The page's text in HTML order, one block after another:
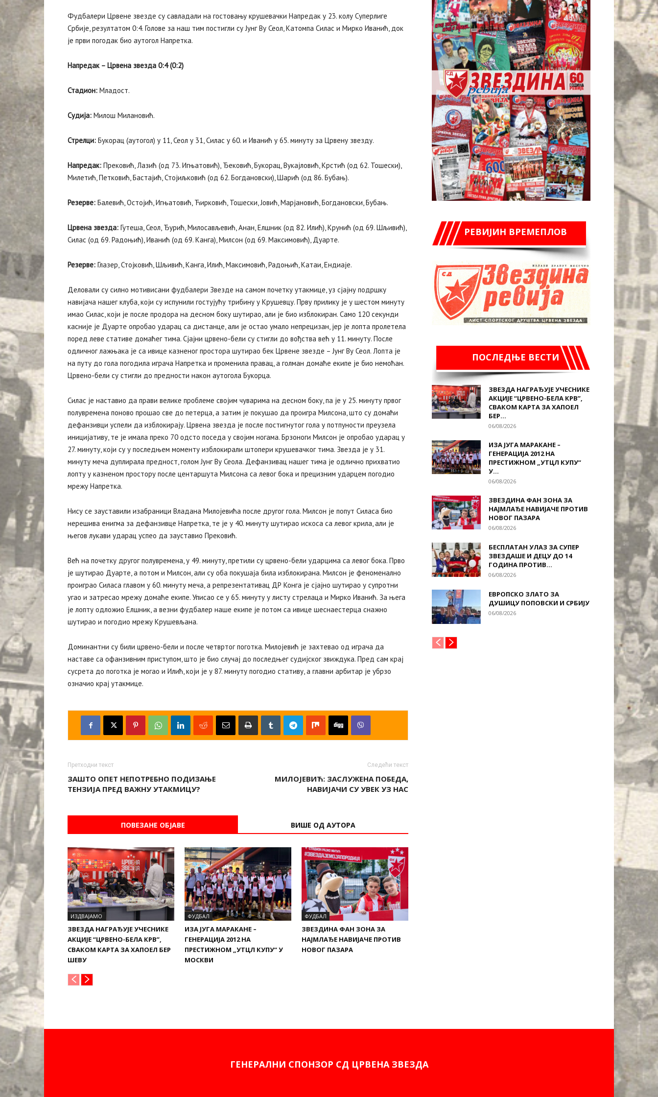
Фудбалери Црвене звезде су савладали на гостовању крушевачки Напредак у 23. колу Суперлиге
Србије, резултатом 0:4. Голове за наш тим постигли су Јунг Ву Сеол, Катомпа Силас и Мирко Иванић, док
је први погодак био аутогол Напретка.
Напредак – Црвена звезда 0:4 (0:2)
Стадион: Младост.
Судија: Милош Милановић.
Стрелци: Букорац (аутогол) у 11, Сеол у 31, Силас у 60. и Иванић у 65. минуту за Црвену звезду.
Напредак: Прековић, Лазић (од 73. Игњатовић), Ђековић, Букорац, Вукајловић, Крстић (од 62. Тошески),
Милетић, Петковић, Бастајић, Стојиљковић (од 62. Богдановски), Шарић (од 86. Бубањ).
Резерве: Балевић, Остојић, Игњатовић, Ћирковић, Тошески, Јовић, Марјановић, Богдановски, Бубањ.
Црвена звезда: Гутеша, Сеол, Ђурић, Милосављевић, Анан, Елшник (од 82. Илић), Крунић (од 69. Шљивић),
Силас (од 69. Радоњић), Иванић (од 69. Канга), Милсон (од 69. Максимовић), Дуарте.
Резерве: Глазер, Стојковић, Шљивић, Канга, Илић, Максимовић, Радоњић, Катаи, Ендиаје.
Деловали су силно мотивисани фудбалери Звезде на самом почетку утакмице, уз сјајну подршку
навијача нашег клуба, који су испунили гостујућу трибину у Крушевцу. Прву прилику је у шестом минуту
имао Силас, који је после продора на десном боку шутирао, али је био изблокиран. Само 120 секунди
касније је Дуарте опробао ударац са дистанце, али је остао умало непрецизан, јер је лопта пролетела
поред леве стативе домаћег тима. Сјајни црвено-бели су стигли до вођства већ у 11. минуту. После
одличног лажњака је са ивице казненог простора шутирао бек Црвене звезде – Јунг Ву Сеол. Лопта је
на путу до гола погодила играча Напретка и променила правац, а голман домаће екипе је био немоћан.
Црвено-бели су стигли до предности након аутогола Букорца.
Силас је наставио да прави велике проблеме својим чуварима на десном боку, па је у 25. минуту првог
полувремена поново прошао све до петерца, а затим је покушао да проигра Милсона, што су домаћи
дефанзивци успели да изблокирају. Црвена звезда је после постигнутог гола у потпуности преузела
иницијативу, те је имала преко 70 одсто поседа у својим ногама. Брзоноги Милсон је опробао ударац у
27. минуту, који су у последњем моменту изблокирали штопери крушевачког тима. Звезда је у 31.
минуту меча дуплирала предност, голом Јунг Ву Сеола. Дефанзивац нашег тима је одлично прихватио
лопту у казненом простору после центаршута Милсона са левог бока и прецизним ударцем погодио
мрежу Напретка.
Нису се зауставили изабраници Владана Милојевића после другог гола. Милсон је попут Силаса био
нерешива енигма за дефанзивце Напретка, те је у 40. минуту шутирао искоса са левог крила, али је
његов лукави ударац успео да зауставио Прековић.
Већ на почетку другог полувремена, у 49. минуту, претили су црвено-бели ударцима са левог бока. Прво
је шутирао Дуарте, а потом и Милсон, али су оба покушаја била изблокирана. Милсон је феноменално
проиграо Силаса главом у 60. минуту меча, а репрезентативац ДР Конга је сјајно шутирао у супротни
угао и затресао мрежу домаће екипе. Уписао се у 65. минуту у листу стрелаца и Мирко Иванић. За њега
је лопту одложио Елшник, а везни фудбалер наше екипе је потом са ивице шеснаестерца снажно
шутирао и погодио мрежу Крушевљана.
Доминантни су били црвено-бели и после четвртог поготка. Милојевић је захтевао од играча да
наставе са офанзивним приступом, што је био случај до последњег судијског звиждука. Пред сам крај
сусрета до поготка је могао и Илић, који је у 87. минуту погодио стативу, а главни арбитар је убрзо
означио крај утакмице.
Претходни текст
ЗАШТО ОПЕТ НЕПОТРЕБНО ПОДИЗАЊЕ
ТЕНЗИЈА ПРЕД ВАЖНУ УТАКМИЦУ?
Следећи текст
МИЛОЈЕВИЋ: ЗАСЛУЖЕНА ПОБЕДА,
НАВИЈАЧИ СУ УВЕК УЗ НАС
ПОВЕЗАНЕ ОБЈАВЕ ВИШЕ ОД АУТОРА
ИЗДВАЈАМО
ЗВЕЗДА НАГРАЂУЈЕ УЧЕСНИКЕ
АКЦИЈЕ “ЦРВЕНО-БЕЛА КРВ”,
СВАКОМ КАРТА ЗА ХАПОЕЛ БЕР
ШЕВУ
ФУДБАЛ
ИЗА ЈУГА МАРАКАНЕ –
ГЕНЕРАЦИЈА 2012 НА
ПРЕСТИЖНОМ „УТЦЛ КУПУ“ У
МОСКВИ
ФУДБАЛ
ЗВЕЗДИНА ФАН ЗОНА ЗА
НАЈМЛАЂЕ НАВИЈАЧЕ ПРОТИВ
НОВОГ ПАЗАРА
РЕВИЈИН ВРЕМЕПЛОВ
ПОСЛЕДЊЕ ВЕСТИ
ЗВЕЗДА НАГРАЂУЈЕ УЧЕСНИКЕ
АКЦИЈЕ “ЦРВЕНО-БЕЛА КРВ”,
СВАКОМ КАРТА ЗА ХАПОЕЛ
БЕР...
06/08/2026
ИЗА ЈУГА МАРАКАНЕ –
ГЕНЕРАЦИЈА 2012 НА
ПРЕСТИЖНОМ „УТЦЛ КУПУ“
У...
06/08/2026
ЗВЕЗДИНА ФАН ЗОНА ЗА
НАЈМЛАЂЕ НАВИЈАЧЕ ПРОТИВ
НОВОГ ПАЗАРА
06/08/2026
БЕСПЛАТАН УЛАЗ ЗА СУПЕР
ЗВЕЗДАШЕ И ДЕЦУ ДО 14
ГОДИНА ПРОТИВ...
06/08/2026
ЕВРОПСКО ЗЛАТО ЗА
ДУШИЦУ ПОПОВСКИ И СРБИЈУ
06/08/2026
ГЕНЕРАЛНИ СПОНЗОР СД ЦРВЕНА ЗВЕЗДА